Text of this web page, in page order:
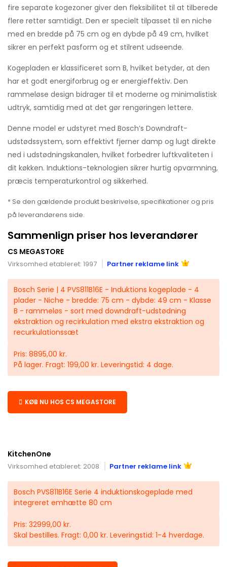
fire separate kogezoner giver den fleksibilitet til at tilberede
flere retter samtidigt. Den er specielt tilpasset til en niche
med en bredde på 75 cm og en dybde på 49 cm, hvilket
sikrer en perfekt pasform og et stilrent udseende.
Kogepladen er klassificeret som B, hvilket betyder, at den
har et godt energiforbrug og er energieffektiv. Den
rammeløse design bidrager til et moderne og minimalistisk
udtryk, samtidig med at det gør rengøringen lettere.
Denne model er udstyret med Bosch’s Downdraft-
udstødssystem, som effektivt fjerner damp og lugt direkte
ned i udstødningskanalen, hvilket forbedrer luftkvaliteten i
dit køkken. Induktions-teknologien sikrer hurtig opvarmning,
præcis temperaturkontrol og sikkerhed.
* Se den gældende produkt beskrivelse, specifikationer og pris
på leverandørens side.
Sammenlign priser hos leverandører
CS MEGASTORE
Virksomhed etableret: 1997 Partner reklame link
Bosch Serie | 4 PVS811B16E - Induktions kogeplade - 4
plader - Niche - bredde: 75 cm - dybde: 49 cm - Klasse
B - rammeløs - sort med downdraft-udstødning
ekstraktion og recirkulation med ekstra ekstraktion og
recurkulationssæt
Pris: 8895,00 kr.
På lager. Fragt: 199,00 kr. Leveringstid: 4 dage.
KØB NU HOS CS MEGASTORE
KitchenOne
Virksomhed etableret: 2008 Partner reklame link
Bosch PVS811B16E Serie 4 induktionskogeplade med
integreret emhætte 80 cm
Pris: 32999,00 kr.
Skal bestilles. Fragt: 0,00 kr. Leveringstid: 1-4 hverdage.